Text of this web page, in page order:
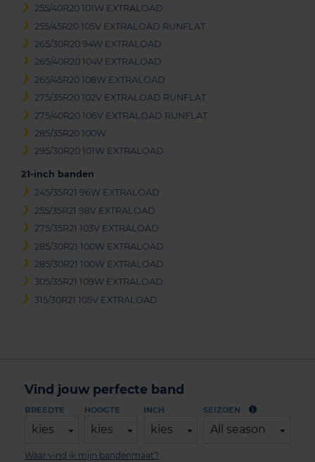
255/40R20 101W EXTRALOAD
255/45R20 105V EXTRALOAD RUNFLAT
265/30R20 94W EXTRALOAD
265/40R20 104V EXTRALOAD
265/45R20 108W EXTRALOAD
275/35R20 102V EXTRALOAD RUNFLAT
275/40R20 106V EXTRALOAD RUNFLAT
285/35R20 100W
295/30R20 101W EXTRALOAD
21-inch banden
245/35R21 96W EXTRALOAD
255/35R21 98V EXTRALOAD
275/35R21 103V EXTRALOAD
285/30R21 100W EXTRALOAD
285/30R21 100W EXTRALOAD
305/35R21 109W EXTRALOAD
315/30R21 105V EXTRALOAD
Vind jouw perfecte band
BREEDTE
kies
HOOGTE
kies
INCH
kies
SEIZOEN
All season
Waar vind ik mijn bandenmaat?